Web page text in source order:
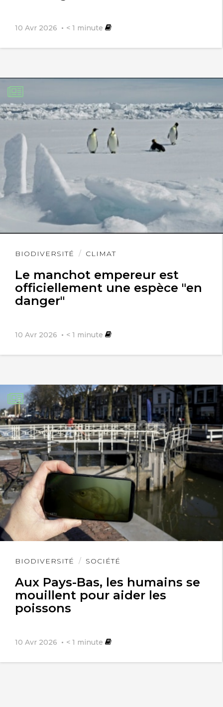
10 Avr 2026 < 1 minute
BIODIVERSITÉ CLIMAT
Le manchot empereur est
officiellement une espèce "en
danger"
10 Avr 2026 < 1 minute
Lire
BIODIVERSITÉ SOCIÉTÉ
Aux Pays-Bas, les humains se
mouillent pour aider les
poissons
10 Avr 2026 < 1 minute
Lire